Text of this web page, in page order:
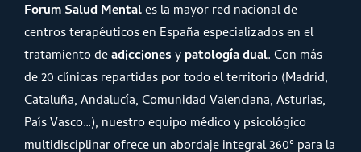
Forum Salud Mentales la mayor red nacional de
centros terapéuticos en España especializados en el
tratamiento deadiccionesypatología dual. Con más
de 20 clínicas repartidas por todo el territorio (Madrid,
Cataluña, Andalucía, Comunidad Valenciana, Asturias,
País Vasco…), nuestro equipo médico y psicológico
multidisciplinar ofrece un abordaje integral 360º para la